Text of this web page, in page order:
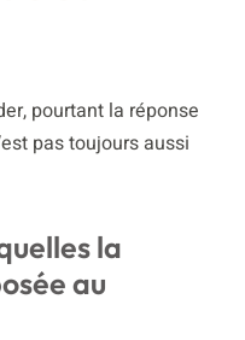
pourtant la réponse
pas toujours aussi
la
au